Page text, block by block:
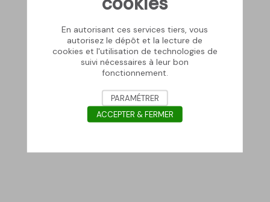
En autorisant ces services tiers, vous
autorisez le dépôt et la lecture de
cookies et l'utilisation de technologies de
suivi nécessaires à leur bon
fonctionnement.
PARAMÉTRER
ACCEPTER & FERMER